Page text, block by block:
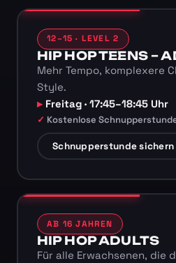
12–15 · LEVEL 2
HIP HOP TEENS –
Mehr Tempo, komplexere
Style.
Freitag · 17:45–18:45 Uhr
Kostenlose
Schnupperstunde sichern
AB 16 JAHREN
HIP HOP ADULTS
Für alle Erwachsenen, die